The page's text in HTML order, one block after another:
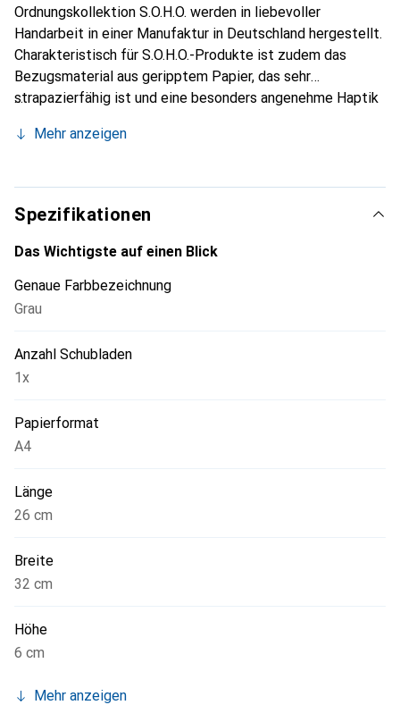
Ordnungskollektion S.O.H.O. werden in liebevoller
Handarbeit in einer Manufaktur in Deutschland hergestellt.
Charakteristisch für S.O.H.O.-Produkte ist zudem das
Bezugsmaterial aus geripptem Papier, das sehr
strapazierfähig ist und eine besonders angenehme Haptik
Produkte sind vielseitig einsetzbar und lassen Stil und
Mehr anzeigen
Spezifikationen
Das Wichtigste auf einen Blick
Genaue Farbbezeichnung
Grau
Anzahl Schubladen
1x
Papierformat
A4
Länge
26 cm
Breite
32 cm
Höhe
6 cm
Mehr anzeigen